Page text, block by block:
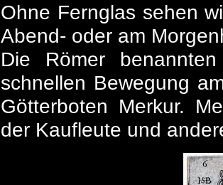
Ohne Fernglas sehen
Abend- oder am
Die Römer
schnellen Bewegung
Götterboten Merkur.
der Kaufleute und